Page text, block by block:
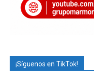
¡Síguenos en TikTok!